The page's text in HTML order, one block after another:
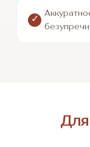
Для